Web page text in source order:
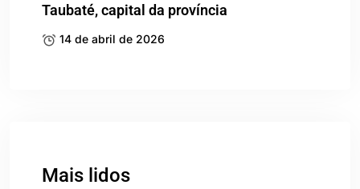
Taubaté, capital da província
14 de abril de 2026
Mais lidos